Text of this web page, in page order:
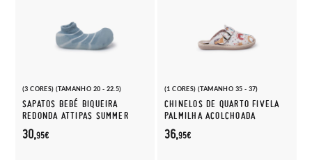
(3 CORES) (TAMANHO 20 - 22.5)
SAPATOS BEBÉ BIQUEIRA
REDONDA ATTIPAS SUMMER
30,95€
(1 CORES) (TAMANHO 35 - 37)
CHINELOS DE QUARTO FIVELA
PALMILHA ACOLCHOADA
36,95€